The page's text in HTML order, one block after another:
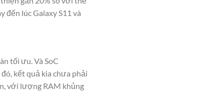
đến lúc Galaxy S11 và
tối ưu. Và SoC
kết quả kia chưa phải
với lượng RAM khủng